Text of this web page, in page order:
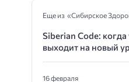
Еще из «Сибирское
Siberian Code: когда
выходит на новый
16 февраля